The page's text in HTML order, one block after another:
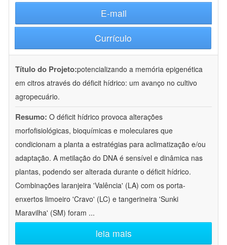
E-mail
Currículo
Título do Projeto:potencializando a memória epigenética
em citros através do déficit hídrico: um avanço no cultivo
agropecuário.
Resumo: O déficit hídrico provoca alterações
morfofisiológicas, bioquímicas e moleculares que
condicionam a planta a estratégias para aclimatização e/ou
adaptação. A metilação do DNA é sensível e dinâmica nas
plantas, podendo ser alterada durante o déficit hídrico.
Combinações laranjeira 'Valência' (LA) com os porta-
enxertos limoeiro 'Cravo' (LC) e tangerineira 'Sunki
Maravilha' (SM) foram ...
leia mais